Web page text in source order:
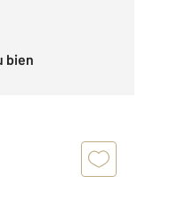
bien